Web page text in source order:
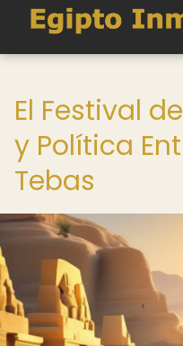
El Festival
y Política
Tebas